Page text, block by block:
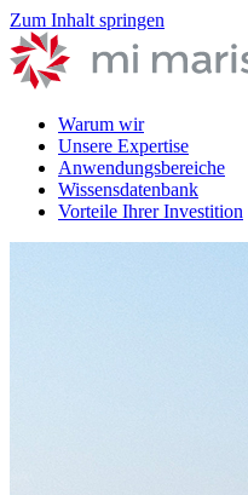
Zum Inhalt springen
Warum wir
Unsere Expertise
Anwendungsbereiche
Wissensdatenbank
Vorteile Ihrer Investition